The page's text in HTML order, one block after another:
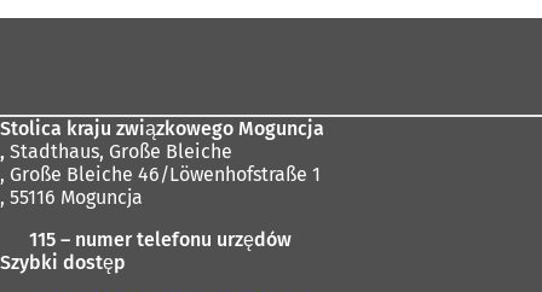
Stolica kraju związkowego Moguncja
, Stadthaus, Große Bleiche
, Große Bleiche 46/Löwenhofstraße 1
, 55116 Moguncja
115 – numer telefonu urzędów
Szybki dostęp